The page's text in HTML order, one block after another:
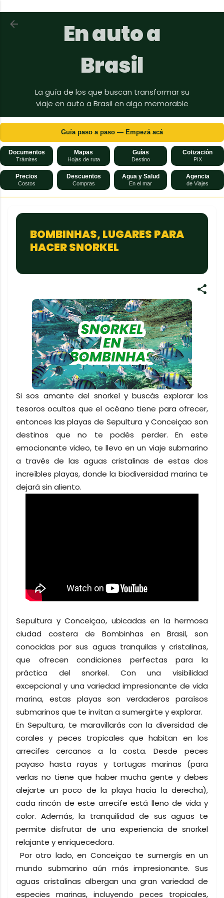
Ir al contenido principal
En auto a
Brasil
La guía de los que buscan transformar su
viaje en auto a Brasil en algo memorable
Guía paso a paso — Empezá acá
Documentos
Trámites
Mapas
Hojas de ruta
Guías
Destino
Cotización
PIX
Precios
Costos
Descuentos
Compras
Agua y Salud
En el mar
Agencia
de Viajes
BOMBINHAS, LUGARES PARA
HACER SNORKEL
Si sos amante del snorkel y buscás explorar los
tesoros ocultos que el océano tiene para ofrecer,
entonces las playas de Sepultura y Conceiçao son
destinos que no te podés perder. En este
emocionante video, te llevo en un viaje submarino
a través de las aguas cristalinas de estas dos
increíbles playas, donde la biodiversidad marina te
dejará sin aliento.
Sepultura y Conceiçao, ubicadas en la hermosa
ciudad costera de Bombinhas en Brasil, son
conocidas por sus aguas tranquilas y cristalinas,
que ofrecen condiciones perfectas para la
práctica del snorkel. Con una visibilidad
excepcional y una variedad impresionante de vida
marina, estas playas son verdaderos paraísos
submarinos que te invitan a sumergirte y explorar.
En Sepultura, te maravillarás con la diversidad de
corales y peces tropicales que habitan en los
arrecifes cercanos a la costa. Desde peces
payaso hasta rayas y tortugas marinas (para
verlas no tiene que haber mucha gente y debes
alejarte un poco de la playa hacia la derecha),
cada rincón de este arrecife está lleno de vida y
color. Además, la tranquilidad de sus aguas te
permite disfrutar de una experiencia de snorkel
relajante y enriquecedora.
Por otro lado, en Conceiçao te sumergís en un
mundo submarino aún más impresionante. Sus
aguas cristalinas albergan una gran variedad de
especies marinas, incluyendo peces tropicales,